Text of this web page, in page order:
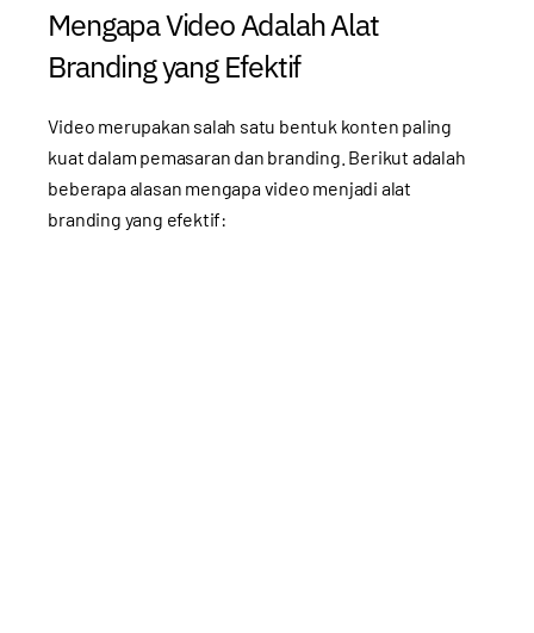
Mengapa Video Adalah Alat
Branding yang Efektif
Video merupakan salah satu bentuk konten paling
kuat dalam pemasaran dan branding. Berikut adalah
beberapa alasan mengapa video menjadi alat
branding yang efektif: